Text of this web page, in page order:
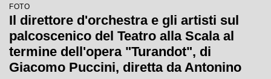
FOTO
Il direttore d'orchestra e gli artisti sul
palcoscenico del Teatro alla Scala al
termine dell'opera "Turandot", di
Giacomo Puccini, diretta da Antonino